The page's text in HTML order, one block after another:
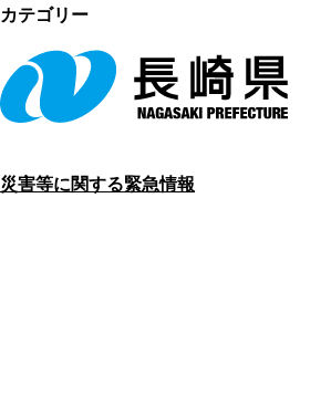
災害等に関する緊急情報
カテゴリー